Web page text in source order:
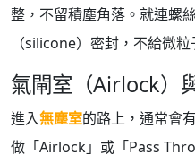
整，不留積塵角落。就連螺
（silicone）密封，不給微
氣閘室（Airlock）
進入無塵室的路上，通常會
做「Airlock」或「Pass